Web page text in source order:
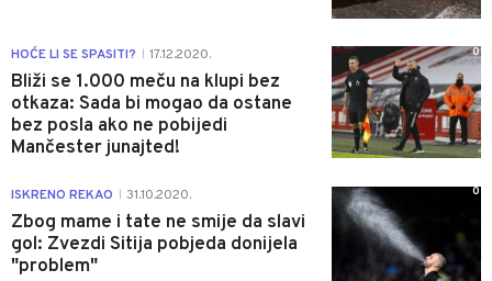
HOĆE LI SE SPASITI? 17.12.2020.
Bliži se 1.000 meču na klupi bez
otkaza: Sada bi mogao da ostane
bez posla ako ne pobijedi
Mančester junajted!
0
ISKRENO REKAO 31.10.2020.
Zbog mame i tate ne smije da slavi
gol: Zvezdi Sitija pobjeda donijela
"problem"
0